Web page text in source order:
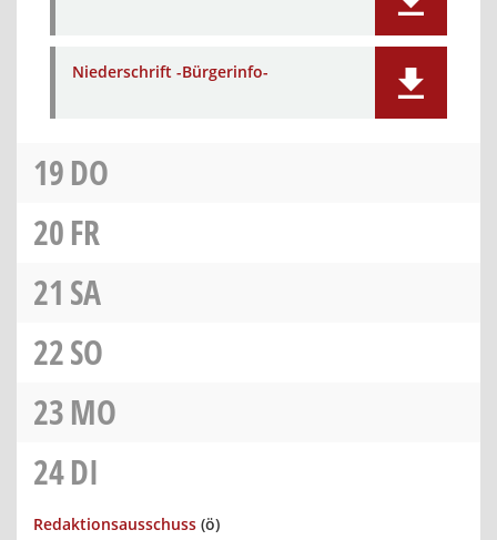
Niederschrift -Bürgerinfo-
19DO
20FR
21 SA
22SO
23MO
24DI
Redaktionsausschuss (ö)